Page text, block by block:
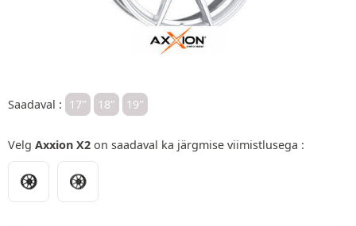
Saadaval : 17" 18" 19"
Velg Axxion X2 on saadaval ka järgmise viimistlusega :